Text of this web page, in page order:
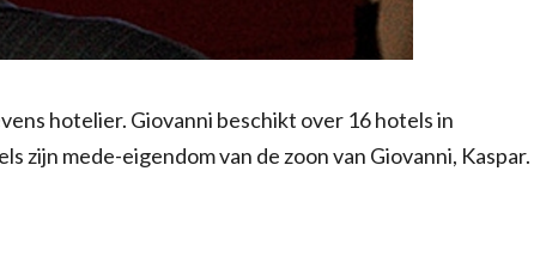
hotelier. Giovanni beschikt over 16 hotels in
zijn mede-eigendom van de zoon van Giovanni, Kaspar.